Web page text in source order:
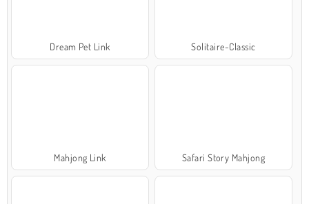
Dream Pet Link Solitaire-Classic
Mahjong Link Safari Story Mahjong